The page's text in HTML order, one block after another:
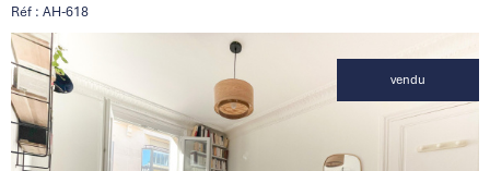
Réf : AH-618
vendu